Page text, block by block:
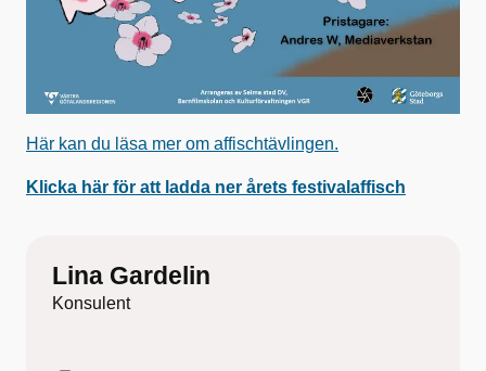
Här kan du läsa mer om affischtävlingen.
Klicka här för att ladda ner årets festivalaffisch
Lina Gardelin
Konsulent